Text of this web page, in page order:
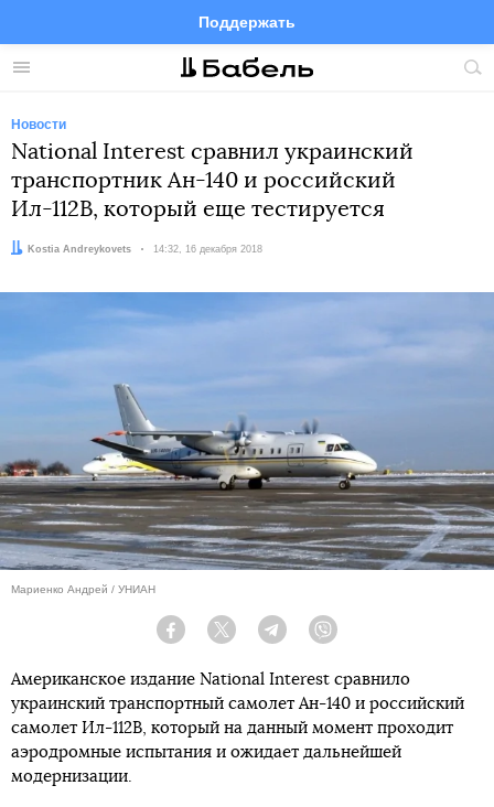
Меню
Поддержать
FacebookTelegramTwitter
Новости
National Interest сравнил украинский
транспортник Ан-140 и российский
Ил-112В, который еще тестируется
Автор:Kostia Andreykovets Дата:
14:32, 16 декабря 2018
Мариенко Андрей / УНИАН
Facebook Twitter Telegram
Американское издание National Interest сравнило
украинский транспортный самолет Ан-140 и российский
самолет Ил-112В, который на данный момент проходит
аэродромные испытания и ожидает дальнейшей
модернизации.